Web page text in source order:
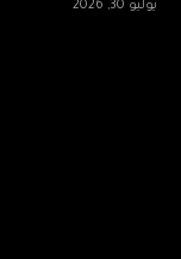
يوليو 30, 2026